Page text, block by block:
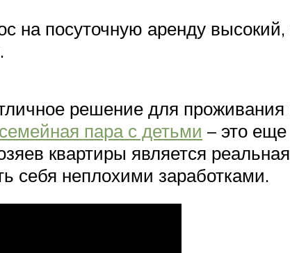
на посуточную аренду высокий,
решение для
семейная пара с детьми – это
квартиры является
себя неплохими заработками.